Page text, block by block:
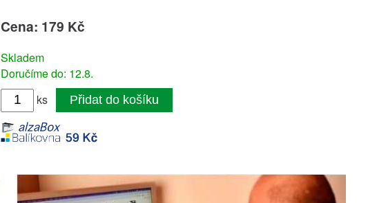
Cena: 179 Kč
Skladem
Doručíme do: 12.8.
ks
Přidat do košíku